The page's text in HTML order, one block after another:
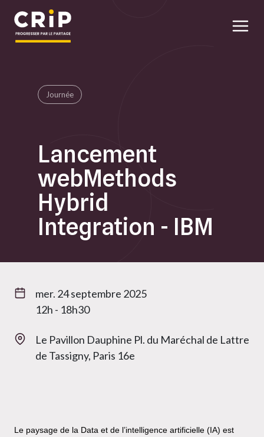
Journée
Lancement
webMethods
Hybrid
Integration - IBM
mer. 24 septembre 2025
12h - 18h30
Le Pavillon Dauphine Pl. du Maréchal de Lattre
de Tassigny, Paris 16e
Le paysage de la Data et de l’intelligence artificielle (IA) est